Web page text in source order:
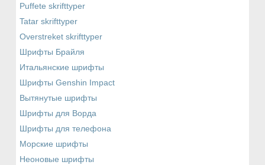
Puffete skrifttyper
Tatar skrifttyper
Overstreket skrifttyper
Шрифты Брайля
Итальянские шрифты
Шрифты Genshin Impact
Вытянутые шрифты
Шрифты для Ворда
Шрифты для телефона
Морские шрифты
Неоновые шрифты